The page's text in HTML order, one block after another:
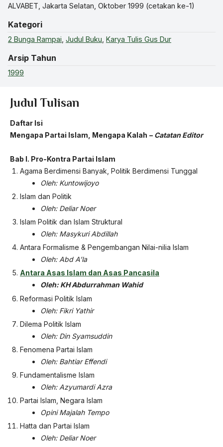
ALVABET, Jakarta Selatan, Oktober 1999 (cetakan ke-1)
Kategori
2 Bunga Rampai Judul Buku Karya Tulis Gus Dur
Arsip Tahun
1999
Judul Tulisan
Daftar Isi
Mengapa Partai Islam, Mengapa Kalah – Catatan Editor
Bab I. Pro-Kontra Partai Islam
Agama Berdimensi Banyak, Politik Berdimensi Tunggal
Oleh: Kuntowijoyo
Islam dan Politik
Oleh: Deliar Noer
Islam Politik dan Islam Struktural
Oleh: Masykuri Abdillah
Antara Formalisme & Pengembangan Nilai-nilia Islam
Oleh: Abd A’la
Antara Asas Islam dan Asas Pancasila
Oleh: KH Abdurrahman Wahid
Reformasi Politik Islam
Oleh: Fikri Yathir
Dilema Politik Islam
Oleh: Din Syamsuddin
Fenomena Partai Islam
Oleh: Bahtiar Effendi
Fundamentalisme Islam
Oleh: Azyumardi Azra
Partai Islam, Negara Islam
Opini Majalah Tempo
Hatta dan Partai Islam
Oleh: Deliar Noer